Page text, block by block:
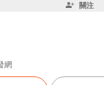
關注
網